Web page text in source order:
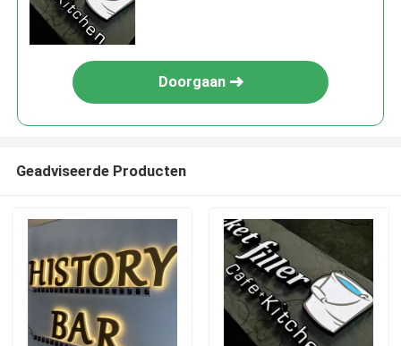
Doorgaan
Geadviseerde Producten